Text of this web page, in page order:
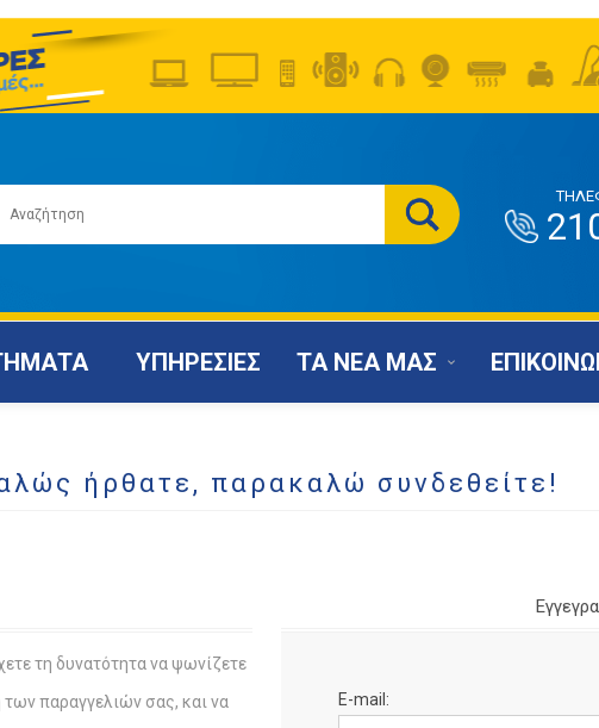
ΥΠΗΡΕΣΙΕΣ ΤΑ ΝΕΑ ΜΑΣ
ήρθατε, παρακαλώ συνδεθείτε!
τη δυνατότητα να ψωνίζετε
των παραγγελιών σας, και να
E-mail: